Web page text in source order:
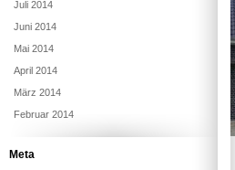
Juli 2014
Juni 2014
Mai 2014
April 2014
März 2014
Februar 2014
Meta